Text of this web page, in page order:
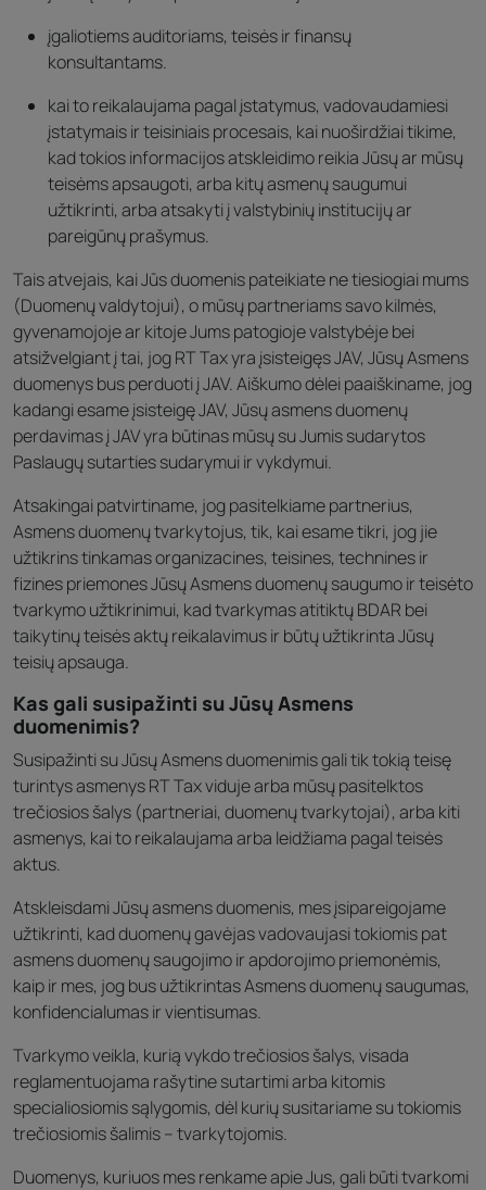
įgaliotiems auditoriams, teisės ir finansų
konsultantams.
kai to reikalaujama pagal įstatymus, vadovaudamiesi
įstatymais ir teisiniais procesais, kai nuoširdžiai tikime,
kad tokios informacijos atskleidimo reikia Jūsų ar mūsų
teisėms apsaugoti, arba kitų asmenų saugumui
užtikrinti, arba atsakyti į valstybinių institucijų ar
pareigūnų prašymus.
Tais atvejais, kai Jūs duomenis pateikiate ne tiesiogiai mums
(Duomenų valdytojui), o mūsų partneriams savo kilmės,
gyvenamojoje ar kitoje Jums patogioje valstybėje bei
atsižvelgiant į tai, jog RT Tax yra įsisteigęs JAV, Jūsų Asmens
duomenys bus perduoti į JAV. Aiškumo dėlei paaiškiname, jog
kadangi esame įsisteigę JAV, Jūsų asmens duomenų
perdavimas į JAV yra būtinas mūsų su Jumis sudarytos
Paslaugų sutarties sudarymui ir vykdymui.
Atsakingai patvirtiname, jog pasitelkiame partnerius,
Asmens duomenų tvarkytojus, tik, kai esame tikri, jog jie
užtikrins tinkamas organizacines, teisines, technines ir
fizines priemones Jūsų Asmens duomenų saugumo ir teisėto
tvarkymo užtikrinimui, kad tvarkymas atitiktų BDAR bei
taikytinų teisės aktų reikalavimus ir būtų užtikrinta Jūsų
teisių apsauga.
Kas gali susipažinti su Jūsų Asmens
duomenimis?
Susipažinti su Jūsų Asmens duomenimis gali tik tokią teisę
turintys asmenys RT Tax viduje arba mūsų pasitelktos
trečiosios šalys (partneriai, duomenų tvarkytojai), arba kiti
asmenys, kai to reikalaujama arba leidžiama pagal teisės
aktus.
Atskleisdami Jūsų asmens duomenis, mes įsipareigojame
užtikrinti, kad duomenų gavėjas vadovaujasi tokiomis pat
asmens duomenų saugojimo ir apdorojimo priemonėmis,
kaip ir mes, jog bus užtikrintas Asmens duomenų saugumas,
konfidencialumas ir vientisumas.
Tvarkymo veikla, kurią vykdo trečiosios šalys, visada
reglamentuojama rašytine sutartimi arba kitomis
specialiosiomis sąlygomis, dėl kurių susitariame su tokiomis
trečiosiomis šalimis – tvarkytojomis.
Duomenys, kuriuos mes renkame apie Jus, gali būti tvarkomi